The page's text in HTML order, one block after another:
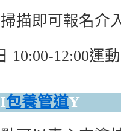
掃描即可報名介
10:00-12:00運
包養管道Y